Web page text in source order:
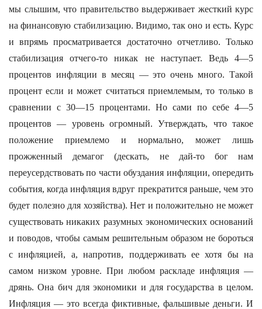
мы слышим, что правительство выдерживает жесткий курс
на финансовую стабилизацию. Видимо, так оно и есть. Курс
и впрямь просматривается достаточно отчетливо. Только
стабилизация отчего-то никак не наступает. Ведь 4—5
процентов инфляции в месяц — это очень много. Такой
процент если и может считаться приемлемым, то только в
сравнении с 30—15 процентами. Но сами по себе 4—5
процентов — уровень огромный. Утверждать, что такое
положение приемлемо и нормально, может лишь
прожженный демагог (дескать, не дай-то бог нам
переусердствовать по части обуздания инфляции, опередить
события, когда инфляция вдруг прекратится раньше, чем это
будет полезно для хозяйства). Нет и положительно не может
существовать никаких разумных экономических оснований
и поводов, чтобы самым решительным образом не бороться
с инфляцией, а, напротив, поддерживать ее хотя бы на
самом низком уровне. При любом раскладе инфляция —
дрянь. Она бич для экономики и для государства в целом.
Инфляция — это всегда фиктивные, фальшивые деньги. И